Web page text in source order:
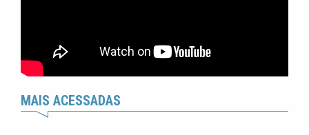
MAIS ACESSADAS